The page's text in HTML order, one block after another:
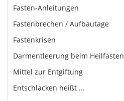
Fasten-Anleitungen
Fastenbrechen / Aufbautage
Fastenkrisen
Darmentleerung beim Heilfasten
Mittel zur Entgiftung
Entschlacken heißt ...